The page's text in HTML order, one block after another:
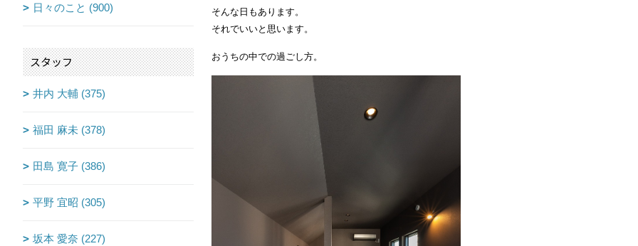
そんな日もあります。
それでいいと思います。
おうちの中での過ごし方。
日々のこと (900)
スタッフ
井内 大輔 (375)
福田 麻未 (378)
田島 寛子 (386)
平野 宜昭 (305)
坂本 愛奈 (227)